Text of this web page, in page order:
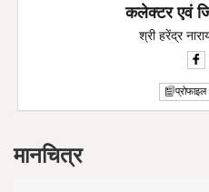
कलेक्टर एवं
श्री हरेंद्र
प्रोफाइल
मानचित्र